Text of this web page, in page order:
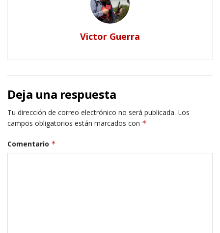
Victor Guerra
Deja una respuesta
Tu dirección de correo electrónico no será publicada. Los
campos obligatorios están marcados con *
Comentario *